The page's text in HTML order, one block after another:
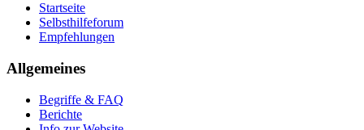
Startseite
Selbsthilfeforum
Empfehlungen
Allgemeines
Begriffe & FAQ
Berichte